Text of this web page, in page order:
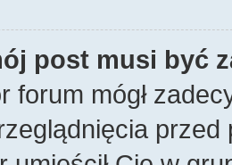
post musi być
forum mógł